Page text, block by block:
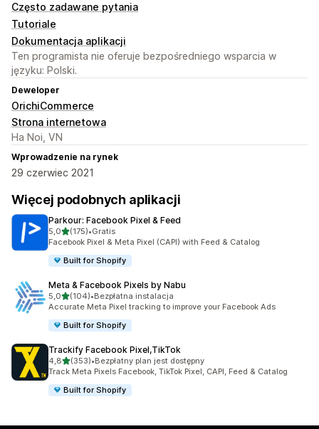
Często zadawane pytania
Tutoriale
Dokumentacja aplikacji
Ten programista nie oferuje bezpośredniego wsparcia w
języku: Polski.
Deweloper
OrichiCommerce
Strona internetowa
Ha Noi, VN
Wprowadzenie na rynek
29 czerwiec 2021
Więcej podobnych aplikacji
Parkour: Facebook Pixel & Feed
5,0na 5 gwiazdek
(175)
Łączna liczba recenzji: 175
•Gratis
Facebook Pixel & Meta Pixel (CAPI) with Feed & Catalog
Built for Shopify
Meta & Facebook Pixels by Nabu
5,0na 5 gwiazdek
(104)
Łączna liczba recenzji: 104
•Bezpłatna instalacja
Accurate Meta Pixel tracking to improve your Facebook Ads
Built for Shopify
Trackify Facebook Pixel,TikTok
4,8na 5 gwiazdek
(353)
Łączna liczba recenzji: 353
•Bezpłatny plan jest dostępny
Track Meta Pixels Facebook, TikTok Pixel, CAPI, Feed & Catalog
Built for Shopify